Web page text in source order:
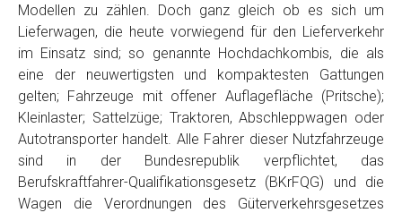
Foto Nr. 2
Foto Nr. 3
Sonstiges
Modellen zu zählen. Doch ganz gleich ob es sich um
Lieferwagen, die heute vorwiegend für den Lieferverkehr
im Einsatz sind; so genannte Hochdachkombis, die als
eine der neuwertigsten und kompaktesten Gattungen
gelten; Fahrzeuge mit offener Auflagefläche (Pritsche);
Kleinlaster; Sattelzüge; Traktoren, Abschleppwagen oder
Autotransporter handelt. Alle Fahrer dieser Nutzfahrzeuge
sind in der Bundesrepublik verpflichtet, das
Berufskraftfahrer-Qualifikationsgesetz (BKrFQG) und die
Wagen die Verordnungen des Güterverkehrsgesetzes